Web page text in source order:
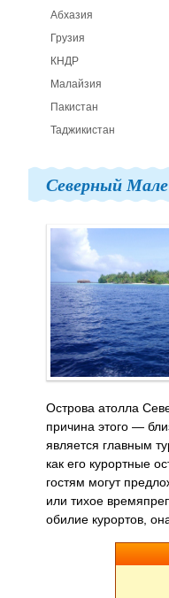
Абхазия
Грузия
КНДР
Малайзия
Пакистан
Таджикистан
Северный Мале
Острова атолла
причина этого —
является главным
как его курортные
гостям могут
или тихое
обилие курортов,